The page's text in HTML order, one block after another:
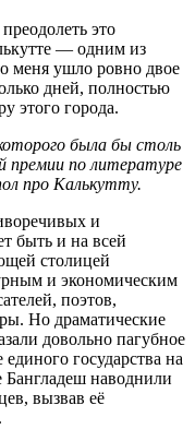
это
— одним из
меня ушло ровно двое
дней, полностью
этого города.
была бы столь
премии по литературе
про Калькутту.
и
быть и на всей
столицей
и экономическим
поэтов,
Но драматические
довольно пагубное
государства на
наводнили
вызвав её